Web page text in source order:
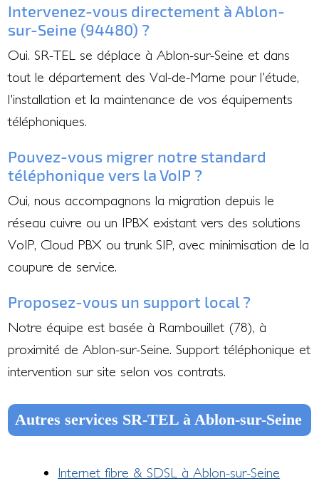
Intervenez-vous directement à Ablon-
sur-Seine (94480) ?
Oui. SR-TEL se déplace à Ablon-sur-Seine et dans
tout le département des Val-de-Marne pour l'étude,
l'installation et la maintenance de vos équipements
téléphoniques.
Pouvez-vous migrer notre standard
téléphonique vers la VoIP ?
Oui, nous accompagnons la migration depuis le
réseau cuivre ou un IPBX existant vers des solutions
VoIP, Cloud PBX ou trunk SIP, avec minimisation de la
coupure de service.
Proposez-vous un support local ?
Notre équipe est basée à Rambouillet (78), à
proximité de Ablon-sur-Seine. Support téléphonique et
intervention sur site selon vos contrats.
Autres services SR-TEL à Ablon-sur-Seine
Internet fibre & SDSL à Ablon-sur-Seine